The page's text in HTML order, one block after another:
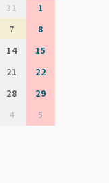
31
1
7
8
14
15
21
22
28
29
4 5